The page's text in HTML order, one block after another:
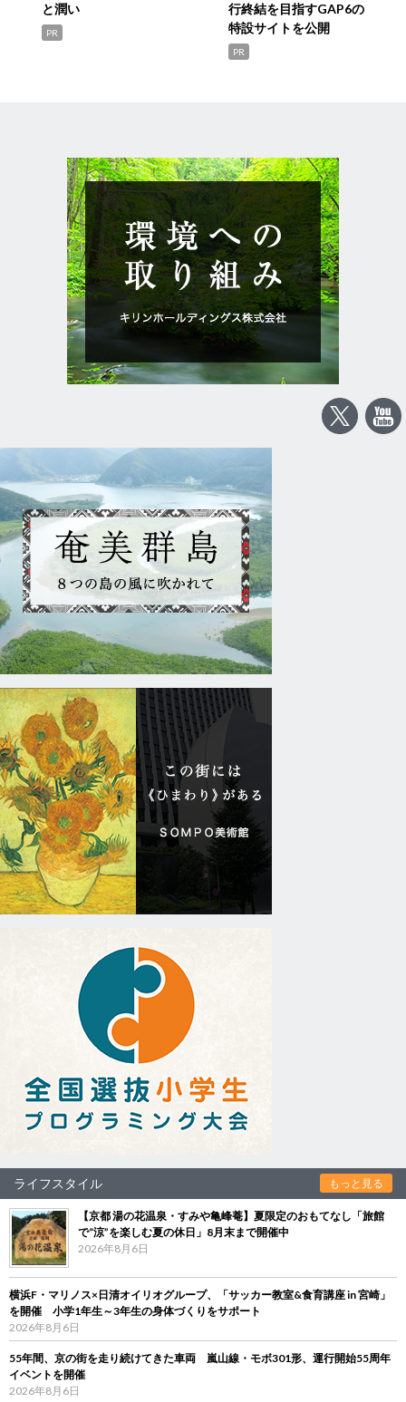
と潤い
PR
行終結を目指すGAP6の
特設サイトを公開
PR
ライフスタイル もっと見る
【京都 湯の花温泉・すみや亀峰菴】夏限定のおもてなし「旅館
で“涼”を楽しむ夏の休日」8月末まで開催中
2026年8月6日
横浜F・マリノス×日清オイリオグループ、「サッカー教室&食育講座 in 宮崎」
を開催 小学1年生～3年生の身体づくりをサポート
2026年8月6日
55年間、京の街を走り続けてきた車両 嵐山線・モボ301形、運行開始55周年
イベントを開催
2026年8月6日